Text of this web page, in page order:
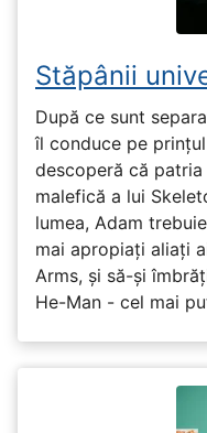
Stăpânii
După ce sunt
îl conduce pe
descoperă că
malefică a lui
lumea, Adam
mai apropiați aliați
Arms, și să-și
He-Man - cel mai